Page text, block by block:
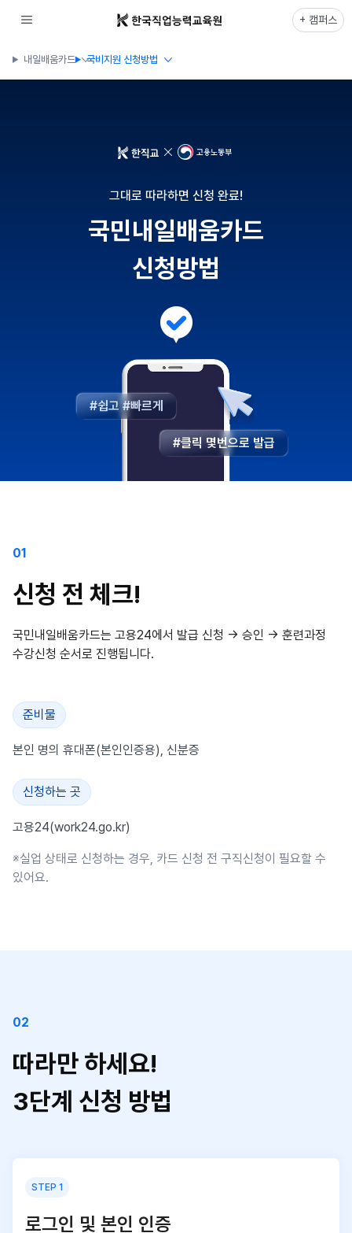
+ 캠퍼스
내일배움카드 국비지원 신청방법
그대로 따라하면 신청 완료!
국민내일배움카드
신청방법
#쉽고 #빠르게
#클릭 몇번으로 발급
01
신청 전 체크!
국민내일배움카드는 고용24에서 발급 신청 → 승인 → 훈련과정
수강신청 순서로 진행됩니다.
준비물
본인 명의 휴대폰(본인인증용), 신분증
신청하는 곳
고용24(work24.go.kr)
※실업 상태로 신청하는 경우, 카드 신청 전 구직신청이 필요할 수
있어요.
02
따라만 하세요!
3단계 신청 방법
STEP 1
로그인 및 본인 인증